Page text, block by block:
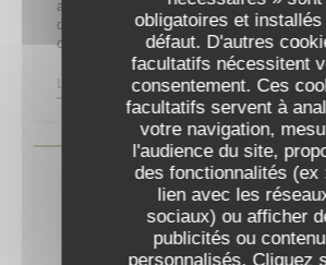
obligatoires et installés
défaut. D'autres
facultatifs nécessitent
consentement. Ces
facultatifs servent à
votre navigation,
l'audience du site,
des fonctionnalités (ex
lien avec les
sociaux) ou afficher
publicités ou
personnalisés. Cliquez
acteurs de la gastronomie française,
d’orchestre du Grand Véfour depuis 2011
comme directeur en 1991 pour la famille Jean
LIRE L'ARTICLE((OUVRE UNE NOUVELLE